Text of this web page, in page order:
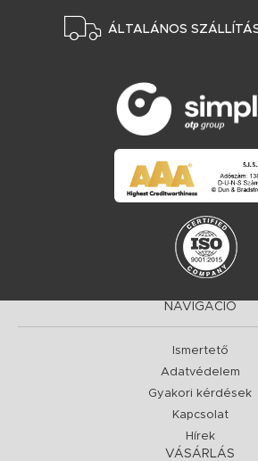
ÁLTALÁNOS
NAVIGÁCIÓ
Ismertető
Adatvédelem
Gyakori kérdések
Kapcsolat
Hírek
VÁSÁRLÁS